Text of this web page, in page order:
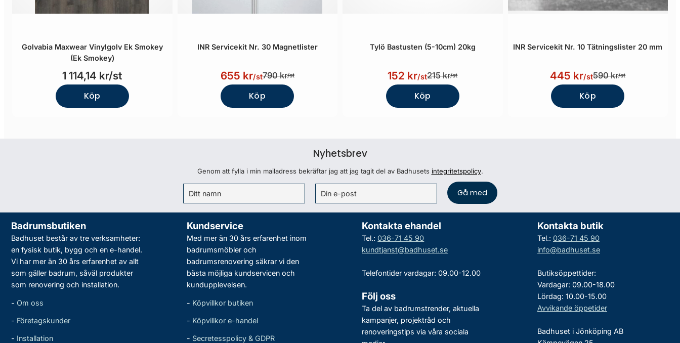
Golvabia Maxwear Vinylgolv Ek Smokey
(Ek Smokey)
1 114,14 kr/st
Köp
INR Servicekit Nr. 30 Magnetlister
655 kr/st790 kr/st
Köp
Tylö Bastusten (5-10cm) 20kg
152 kr/st215 kr/st
Köp
INR Servicekit Nr. 10 Tätningslister 20 mm
445 kr/st590 kr/st
Köp
Nyhetsbrev
Genom att fylla i min mailadress bekräftar jag att jag tagit del av Badhusets integritetspolicy.
Badrumsbutiken
Badhuset består av tre verksamheter:
en fysisk butik, bygg och en e-handel.
Vi har mer än 30 års erfarenhet av allt
som gäller badrum, såväl produkter
som renovering och installation.
- Om oss
- Företagskunder
- Installation
Kundservice
Med mer än 30 års erfarenhet inom
badrumsmöbler och
badrumsrenovering säkrar vi den
bästa möjliga kundservicen och
kundupplevelsen.
- Köpvillkor butiken
- Köpvillkor e-handel
- Secretesspolicy & GDPR
Kontakta ehandel
Tel.: 036-71 45 90
kundtjanst@badhuset.se
Telefontider vardagar: 09.00-12.00
Följ oss
Ta del av badrumstrender, aktuella
kampanjer, projektråd och
renoveringstips via våra sociala
Kontakta butik
Tel.: 036-71 45 90
info@badhuset.se
Butiksöppettider:
Vardagar: 09.00-18.00
Lördag: 10.00-15.00
Avvikande öppetider
Badhuset i Jönköping AB